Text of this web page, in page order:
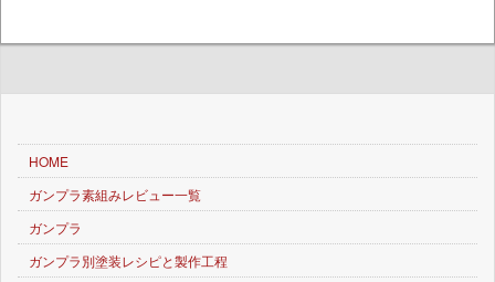
HOME
ガンプラ素組みレビュー一覧
ガンプラ
ガンプラ別塗装レシピと製作工程